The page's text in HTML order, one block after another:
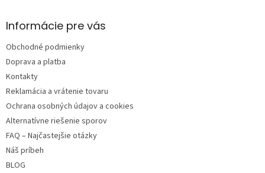
ä
e
Informácie pre vás
Obchodné podmienky
Doprava a platba
Kontakty
Reklamácia a vrátenie tovaru
Ochrana osobných údajov a cookies
Alternatívne riešenie sporov
FAQ – Najčastejšie otázky
Náš príbeh
BLOG